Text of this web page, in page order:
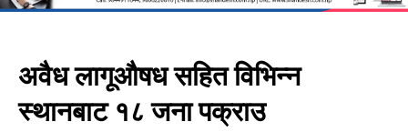
अवैध लागूऔषध सहित विभिन्न
स्थानबाट १८ जना पक्राउ